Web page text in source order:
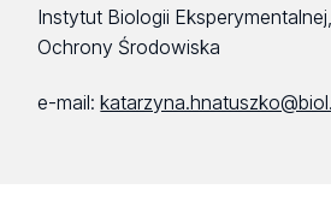
Instytut Biologii
Ochrony Środowiska
e-mail: